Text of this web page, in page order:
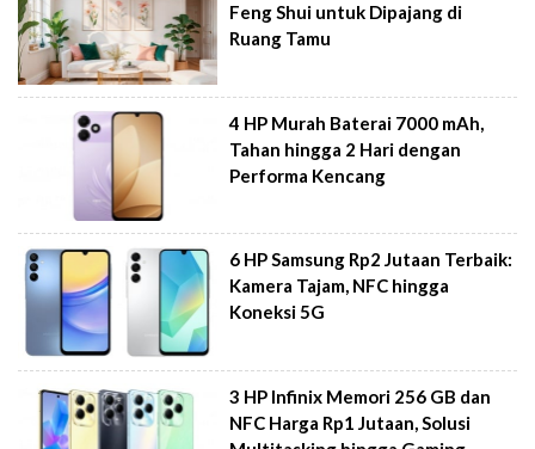
Feng Shui untuk Dipajang di
Ruang Tamu
4 HP Murah Baterai 7000 mAh,
Tahan hingga 2 Hari dengan
Performa Kencang
6 HP Samsung Rp2 Jutaan Terbaik:
Kamera Tajam, NFC hingga
Koneksi 5G
3 HP Infinix Memori 256 GB dan
NFC Harga Rp1 Jutaan, Solusi